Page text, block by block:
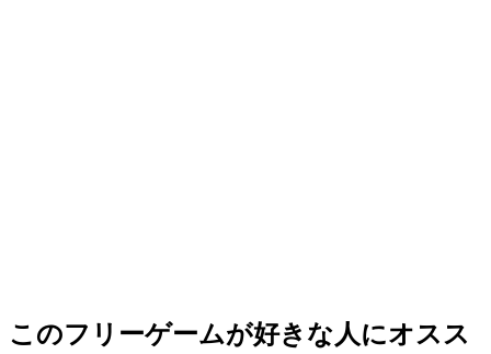
このフリーゲームが好きな人にオスス